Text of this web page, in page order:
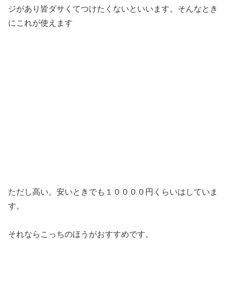
ジがあり皆ダサくてつけたくないといいます。そんなとき
にこれが使えます
ただし高い。安いときでも１００００円くらいはしていま
す。
それならこっちのほうがおすすめです。